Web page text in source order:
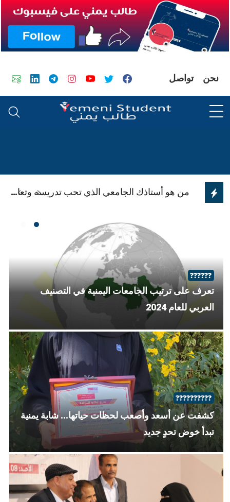
تخطى الى المحتوى
نحن تواصل فيسبوك
تويتريوتيوب انستجرام
تيليجرام
لينكدن
من هو أستاذك الجامعي الذي تحب تدريسه وتعامله؟
??????
تعرف على ترتيب الجامعات اليمنية في التصنيف
العربي للعام 2024
??????????
كشفت عن أسعد وأصعب لحظات حياتها... شابة يمنية
تبدأ خوض تحدٍ جديد